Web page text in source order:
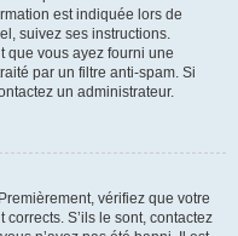
est indiquée lors de
suivez ses instructions.
que vous ayez fourni une
par un filtre anti-spam. Si
un administrateur.
vérifiez que votre
S’ils le sont, contactez